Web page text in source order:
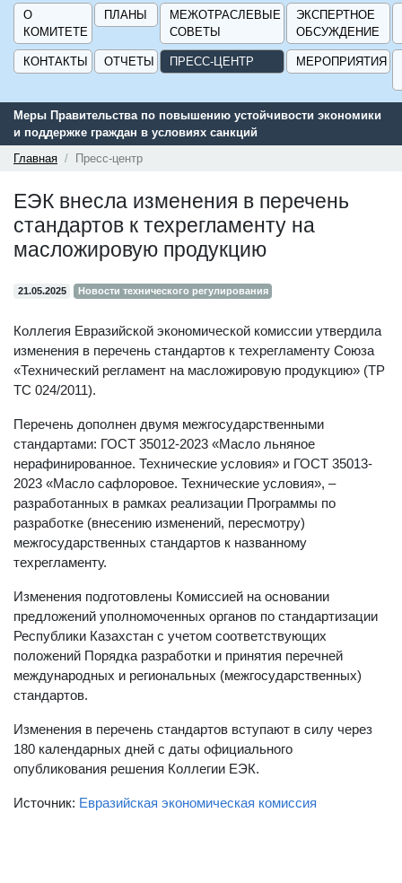
О
КОМИТЕТЕ
ПЛАНЫ
МЕЖОТРАСЛЕВЫЕ
СОВЕТЫ
ЭКСПЕРТНОЕ
ОБСУЖДЕНИЕ
КОНТАКТЫ ОТЧЕТЫ ПРЕСС-ЦЕНТР МЕРОПРИЯТИЯ
Меры Правительства по повышению устойчивости экономики
и поддержке граждан в условиях санкций
Главная
Пресс-центр
ЕЭК внесла изменения в перечень
стандартов к техрегламенту на
масложировую продукцию
21.05.2025 Новости технического регулирования
Коллегия Евразийской экономической комиссии утвердила
изменения в перечень стандартов к техрегламенту Союза
«Технический регламент на масложировую продукцию» (ТР
ТС 024/2011).
Перечень дополнен двумя межгосударственными
стандартами: ГОСТ 35012-2023 «Масло льняное
нерафинированное. Технические условия» и ГОСТ 35013-
2023 «Масло сафлоровое. Технические условия», –
разработанных в рамках реализации Программы по
разработке (внесению изменений, пересмотру)
межгосударственных стандартов к названному
техрегламенту.
Изменения подготовлены Комиссией на основании
предложений уполномоченных органов по стандартизации
Республики Казахстан с учетом соответствующих
положений Порядка разработки и принятия перечней
международных и региональных (межгосударственных)
стандартов.
Изменения в перечень стандартов вступают в силу через
180 календарных дней с даты официального
опубликования решения Коллегии ЕЭК.
Источник: Евразийская экономическая комиссия